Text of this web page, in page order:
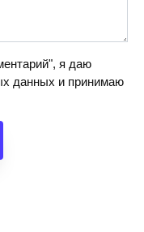
я даю
данных и принимаю